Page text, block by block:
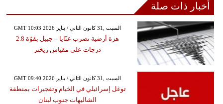
أخبار ذات صلة
GMT 10:03 2026 السبت ,31 كانون الثاني / يناير
هزة أرضية تضرب عنّايا – جبيل بقوّة 2.8
درجات على مقياس ريختر
GMT 09:40 2026 السبت ,31 كانون الثاني / يناير
توغل إسرائيلي في الخيام وتفجيرات بمنطقة
الشاليهات جنوب لبنان